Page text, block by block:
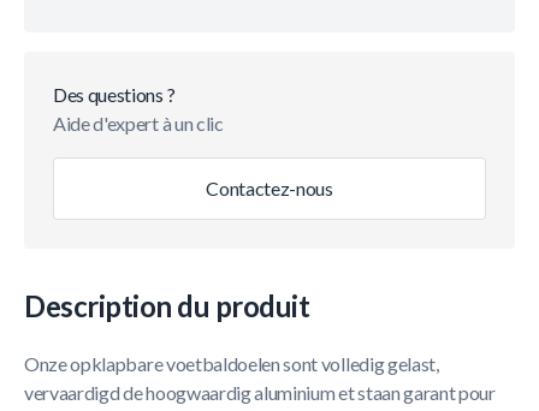
Des questions ?
Aide d'expert à un clic
Contactez-nous
Description du produit
Onze opklapbare voetbaldoelen sont volledig gelast,
vervaardigd de hoogwaardig aluminium et staan garant pour